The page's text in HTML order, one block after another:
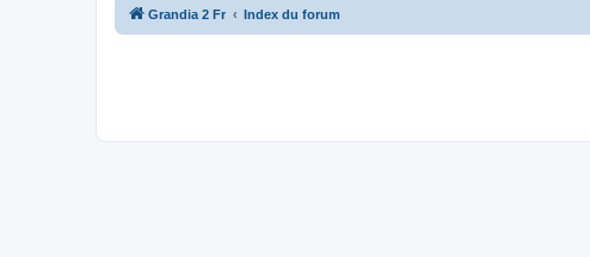
Grandia 2 Fr Index du forum